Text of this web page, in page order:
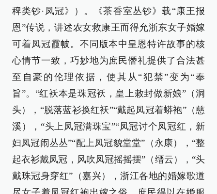
稗类钞·凤冠》）。《茶香室丛钞》载“康王报
恩”传说，讲述农女救康王而得允浙东女子婚嫁
可着凤冠霞帔。不同版本中皇恩特许故事的核
心情节一致，巧妙地为庶民僭礼提供了合法甚
至自豪的伦理依据，使其从“犯禁”变为“奉
旨”。“红袄本是珠冠袄，皇上敕封做新娘”（洞
头），“脱落蓝衫换红袄”“戴起凤冠着蟒袍”（慈
溪），“头上凤冠满珠宝”“凤冠讨个凤冠红，新
妇凤冠闹丛丛”“配上凤冠貌堂堂”（永康），“整
起衣衫戴凤冠，风吹凤冠摇摇摆”（缙云），“头
戴珠冠身穿红”（嘉兴），浙江各地的婚嫁歌道